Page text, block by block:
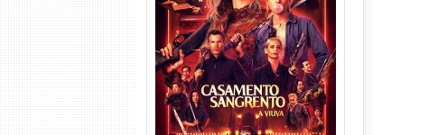
Casamento Sangrento: A
Viúva Torrent (2026) WEB-DL
720p/1080p/4K Dual Áudio